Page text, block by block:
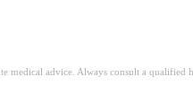
medical advice. Always consult a